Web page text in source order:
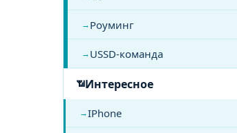
Роуминг
USSD-команда
Интересное
IPhone